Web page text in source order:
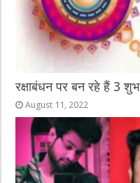
रक्षाबंधन पर बन रहे हैं 3
August 11, 2022